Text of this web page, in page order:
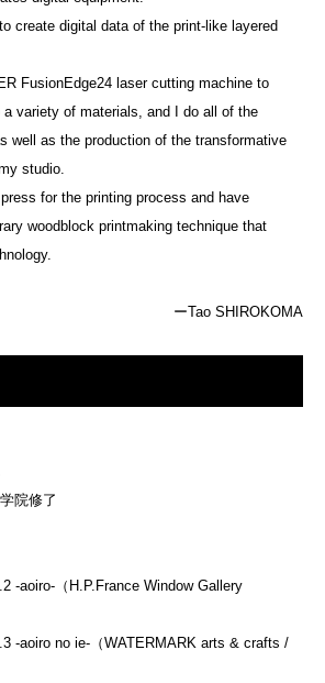
create digital data of the print-like layered
FusionEdge24 laser cutting machine to
a variety of materials, and I do all of the
well as the production of the transformative
studio.
press for the printing process and have
woodblock printmaking technique that
ーTao SHIROKOMA
院修了
-aoiro-（H.P.France Window Gallery
-aoiro no ie-（WATERMARK arts & crafts /